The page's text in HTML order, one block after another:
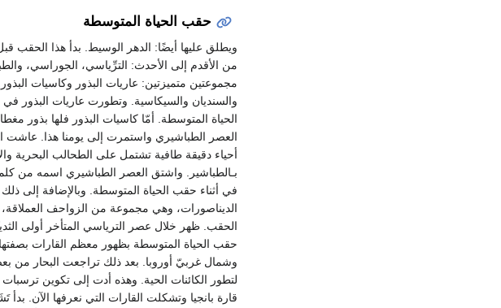
حقب الحياة المتوسطة
من الأقدم إلى الأحدث: الترِّياسي، الجوراسي،
مجموعتين متميزتين: عاريات البذور وكاسيات
والسنديان والسيكاسية. وتطورت عاريات البذور
الحياة المتوسطة. أمّا كاسيات البذور فلها بذور
العصر الطباشيري واستمرت إلى يومنا هذا. عاشت
أحياء دقيقة طافية تشتمل على الطحالب البحرية
بـالطباشير. واشتق العصر الطباشيري اسمه من كلمة
في أثناء حقب الحياة المتوسطة. وبالإضافة إلى
الديناصورات، وهي مجموعة من الزواحف العملاقة،
الحقب. ظهر خلال عصر الترياسي المتأخر أولى
حقب الحياة المتوسطة بظهور معظم القارات
وشمال غربيّ أوروبا. بعد ذلك تراجعت البحار
لتطور الكائنات الحية. وهذه أدت إلى تكوين
قارة بانجيا وتشكلت القارات التي نعرفها الآن.